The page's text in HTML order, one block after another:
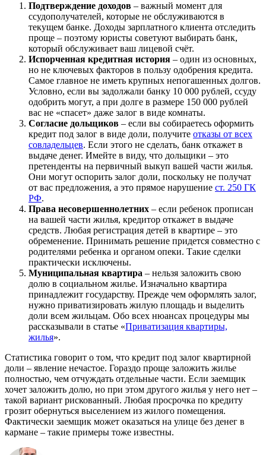
Подтверждение доходов – важный момент для
ссудополучателей, которые не обслуживаются в
текущем банке. Доходы зарплатного клиента отследить
проще – поэтому юристы советуют выбирать банк,
который обслуживает ваш лицевой счёт.
Испорченная кредитная история – один из основных,
но не ключевых факторов в пользу одобрения кредита.
Самое главное не иметь крупных непогашенных долгов.
Условно, если вы задолжали банку 10 000 рублей, ссуду
одобрить могут, а при долге в размере 150 000 рублей
вас не «спасет» даже залог в виде комнаты.
Согласие дольщиков – если вы собираетесь оформить
кредит под залог в виде доли, получите отказы от всех
совладельцев. Если этого не сделать, банк откажет в
выдаче денег. Имейте в виду, что дольщики – это
претенденты на первичный выкуп вашей части жилья.
Они могут оспорить залог доли, поскольку не получат
от вас предложения, а это прямое нарушение ст. 250 ГК
РФ.
Права несовершеннолетних – если ребенок прописан
на вашей части жилья, кредитор откажет в выдаче
средств. Любая регистрация детей в квартире – это
обременение. Принимать решение придется совместно с
родителями ребенка и органом опеки. Такие сделки
практически исключены.
Муниципальная квартира – нельзя заложить свою
долю в социальном жилье. Изначально квартира
принадлежит государству. Прежде чем оформлять залог,
нужно приватизировать жилую площадь и выделить
доли всем жильцам. Обо всех нюансах процедуры мы
рассказывали в статье «Приватизация квартиры,
жилья».
Статистика говорит о том, что кредит под залог квартирной
доли – явление нечастое. Гораздо проще заложить жилье
полностью, чем отчуждать отдельные части. Если заемщик
хочет заложить долю, но при этом другого жилья у него нет –
такой вариант рискованный. Любая просрочка по кредиту
грозит обернуться выселением из жилого помещения.
Фактически заемщик может оказаться на улице без денег в
кармане – такие примеры тоже известны.